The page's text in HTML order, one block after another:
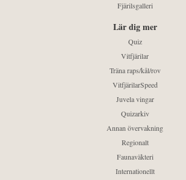
Fjärilsgalleri
Lär dig mer
Quiz
Vitfjärilar
Träna raps/kål/rov
VitfjärilarSpeed
Juvela vingar
Quizarkiv
Annan övervakning
Regionalt
Faunaväkteri
Internationellt